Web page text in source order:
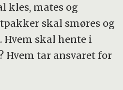
kles, mates og
skal smøres og
Hvem skal hente i
Hvem tar ansvaret for